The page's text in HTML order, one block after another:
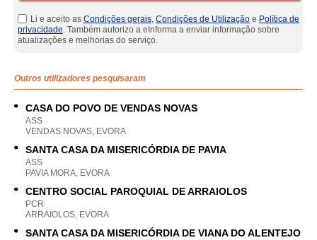
Li e aceito as Condições gerais, Condições de Utilização e Política de
privacidade. Também autorizo a eInforma a enviar informação sobre
atualizações e melhorias do serviço.
Outros utilizadores pesquisaram
CASA DO POVO DE VENDAS NOVAS
ASS
VENDAS NOVAS, EVORA
SANTA CASA DA MISERICÓRDIA DE PAVIA
ASS
PAVIA MORA, EVORA
CENTRO SOCIAL PAROQUIAL DE ARRAIOLOS
PCR
ARRAIOLOS, EVORA
SANTA CASA DA MISERICÓRDIA DE VIANA DO ALENTEJO